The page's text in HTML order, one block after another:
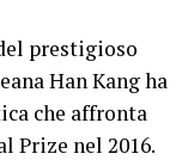
prestigioso
Han Kang ha
che affronta
Prize nel 2016.